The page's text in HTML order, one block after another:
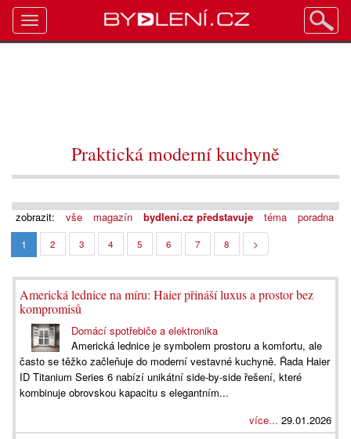
Praktická moderní kuchyně
zobrazit: vše magazín bydlení.cz představuje téma
poradna
1
2 3 4 5 6 7 8 >
Americká lednice na míru: Haier přináší luxus a prostor bez
kompromisů
Domácí spotřebiče a elektronika
Americká lednice je symbolem prostoru a komfortu, ale
často se těžko začleňuje do moderní vestavné kuchyně. Řada Haier
ID Titanium Series 6 nabízí unikátní side-by-side řešení, které
kombinuje obrovskou kapacitu s elegantním...
více... 29.01.2026
Toggle
navigation